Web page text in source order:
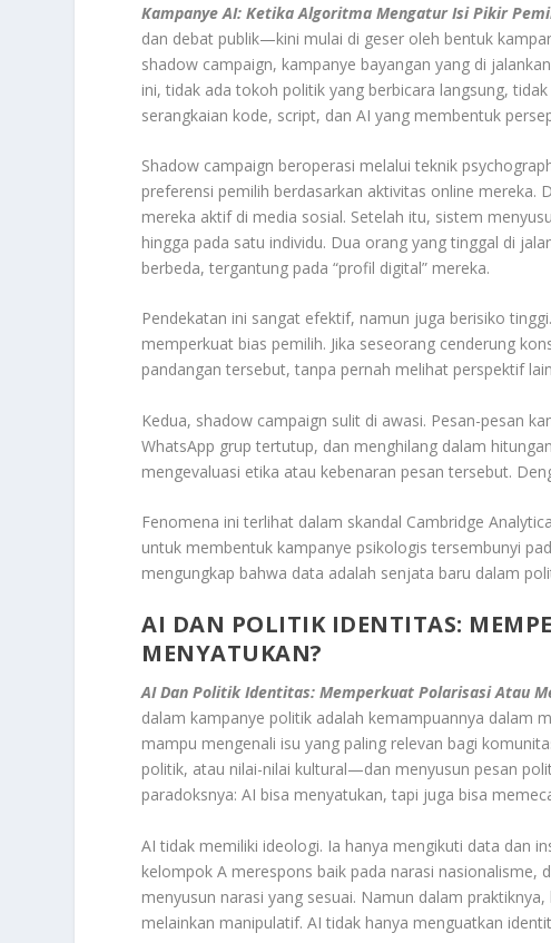
Kampanye AI: Ketika Algoritma Mengatur Isi Pikir
dan debat publik—kini mulai di geser oleh bentuk
shadow campaign, kampanye bayangan yang di
ini, tidak ada tokoh politik yang berbicara langsung,
serangkaian kode, script, dan AI yang membentuk
Shadow campaign beroperasi melalui teknik
preferensi pemilih berdasarkan aktivitas online mereka.
mereka aktif di media sosial. Setelah itu, sistem
hingga pada satu individu. Dua orang yang tinggal di
berbeda, tergantung pada “profil digital” mereka.
Pendekatan ini sangat efektif, namun juga berisiko
memperkuat bias pemilih. Jika seseorang cenderung
pandangan tersebut, tanpa pernah melihat perspektif
Kedua, shadow campaign sulit di awasi. Pesan-pesan
WhatsApp grup tertutup, dan menghilang dalam
mengevaluasi etika atau kebenaran pesan tersebut.
Fenomena ini terlihat dalam skandal Cambridge
untuk membentuk kampanye psikologis tersembunyi
mengungkap bahwa data adalah senjata baru dalam
AI DAN POLITIK IDENTITAS:
MENYATUKAN?
AI Dan Politik Identitas: Memperkuat Polarisasi Atau
dalam kampanye politik adalah kemampuannya dalam
mampu mengenali isu yang paling relevan bagi
politik, atau nilai-nilai kultural—dan menyusun pesan
paradoksnya: AI bisa menyatukan, tapi juga bisa
AI tidak memiliki ideologi. Ia hanya mengikuti data dan
kelompok A merespons baik pada narasi nasionalisme,
menyusun narasi yang sesuai. Namun dalam
melainkan manipulatif. AI tidak hanya menguatkan